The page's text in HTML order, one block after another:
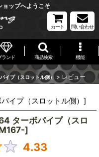
ョップへようこそ
カート 問い合わせ
ランド 商品検索 機能
プ（スロットル側） > レビュー
イプ（スロットル側） ]
ターボパイプ（スロ
]
4.33